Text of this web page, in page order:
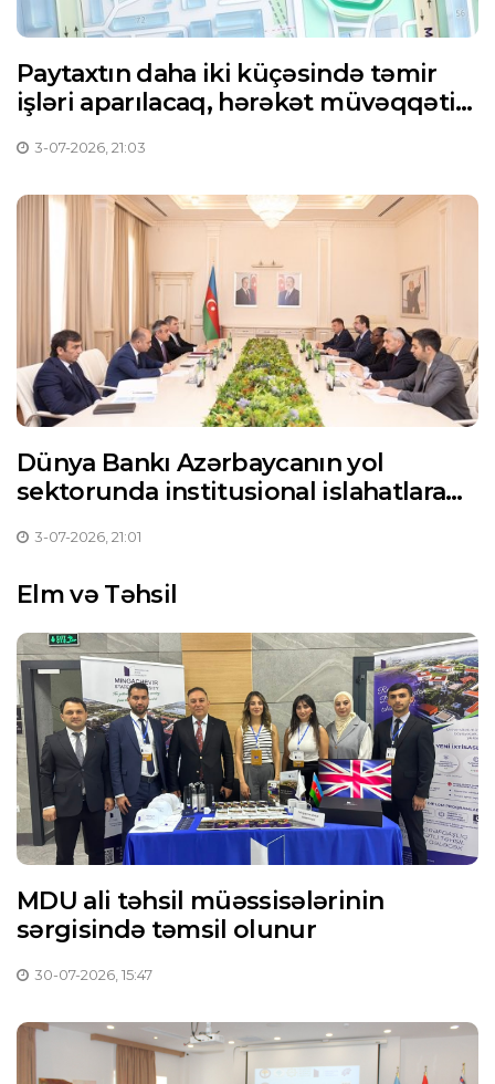
Paytaxtın daha iki küçəsində təmir
işləri aparılacaq, hərəkət müvəqqəti
3-07-2026, 21:03
Dünya Bankı Azərbaycanın yol
sektorunda institusional islahatlara
3-07-2026, 21:01
Elm və Təhsil
MDU ali təhsil müəssisələrinin
sərgisində təmsil olunur
30-07-2026, 15:47